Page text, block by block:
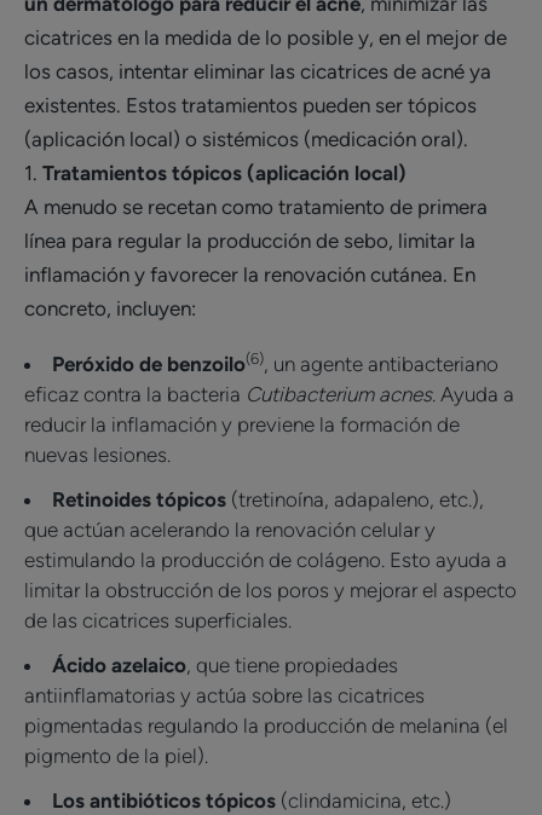
cicatrices en la medida de lo posible y, en el mejor de
los casos, intentar eliminar las cicatrices de acné ya
existentes. Estos tratamientos pueden ser tópicos
(aplicación local) o sistémicos (medicación oral).
1. Tratamientos tópicos (aplicación local)
A menudo se recetan como tratamiento de primera
línea para regular la producción de sebo, limitar la
inflamación y favorecer la renovación cutánea. En
concreto, incluyen:
Peróxido de benzoilo(6), un agente antibacteriano
eficaz contra la bacteria Cutibacterium acnes. Ayuda a
reducir la inflamación y previene la formación de
nuevas lesiones.
Retinoides tópicos (tretinoína, adapaleno, etc.),
que actúan acelerando la renovación celular y
estimulando la producción de colágeno. Esto ayuda a
limitar la obstrucción de los poros y mejorar el aspecto
de las cicatrices superficiales.
Ácido azelaico, que tiene propiedades
antiinflamatorias y actúa sobre las cicatrices
pigmentadas regulando la producción de melanina (el
pigmento de la piel).
Los antibióticos tópicos (clindamicina, etc.)